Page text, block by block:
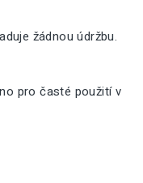
žádnou údržbu.
pro časté použití v